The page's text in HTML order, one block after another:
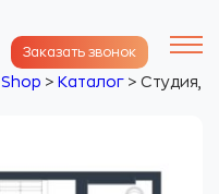
Заказать звонок
Shop > Каталог > Студия,